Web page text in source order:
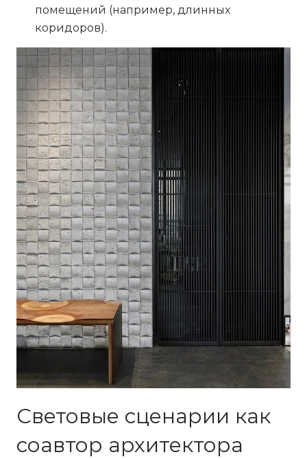
помещений (например, длинных
коридоров).
Световые сценарии как
соавтор архитектора